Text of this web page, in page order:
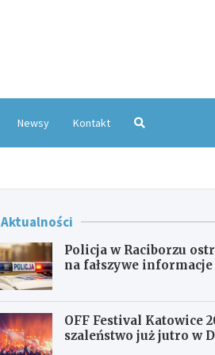
Newsy Kontakt
Aktualności
Policja w Raciborzu
na fałszywe
OFF Festival Katowice
szaleństwo już jutro w